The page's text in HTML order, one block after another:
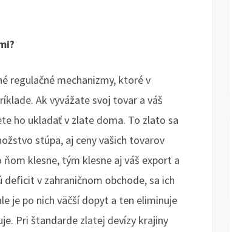
regulačné mechanizmy, ktoré v
Ak vyvážate svoj tovar a váš
ho ukladať v zlate doma. To zlato sa
stúpa, aj ceny vašich tovarov
klesne, tým klesne aj váš export a
v zahraničnom obchode, sa ich
je po nich väčší dopyt a ten eliminuje
Pri štandarde zlatej devízy krajiny